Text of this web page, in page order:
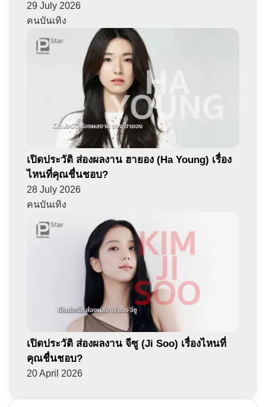
29 July 2026
คนบันเทิง
เปิดประวัติ ส่องผลงาน ฮายอง (Ha Young) เรื่อง
ไหนที่คุณชื่นชอบ?
28 July 2026
คนบันเทิง
เปิดประวัติ ส่องผลงาน จีซู (Ji Soo) เรื่องไหนที่
คุณชื่นชอบ?
20 April 2026